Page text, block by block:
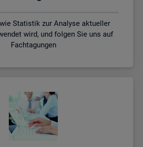
Statistik zur Analyse aktueller
wird, und folgen Sie uns auf
Fachtagungen